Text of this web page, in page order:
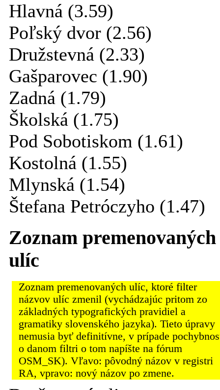
Hlavná (3.59)
Poľský dvor (2.56)
Družstevná (2.33)
Gašparovec (1.90)
Zadná (1.79)
Školská (1.75)
Pod Sobotiskom (1.61)
Kostolná (1.55)
Mlynská (1.54)
Štefana Petróczyho (1.47)
Zoznam premenovaných
ulíc
Zoznam premenovaných ulíc, ktoré filter
názvov ulíc zmenil (vychádzajúc pritom zo
základných typografických pravidiel a
gramatiky slovenského jazyka). Tieto úpravy
nemusia byť definitívne, v prípade
o danom filtri o tom napíšte na fórum
OSM_SK). Vľavo: pôvodný názov v registri
RA, vpravo: nový názov po zmene.